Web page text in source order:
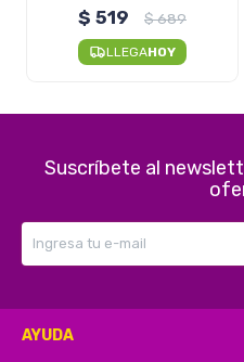
$ 519 $689
LLEGAHOY
Suscríbete al
AYUDA